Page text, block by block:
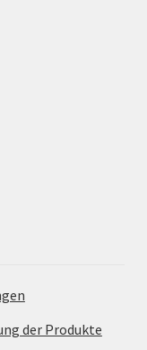
der Produkte